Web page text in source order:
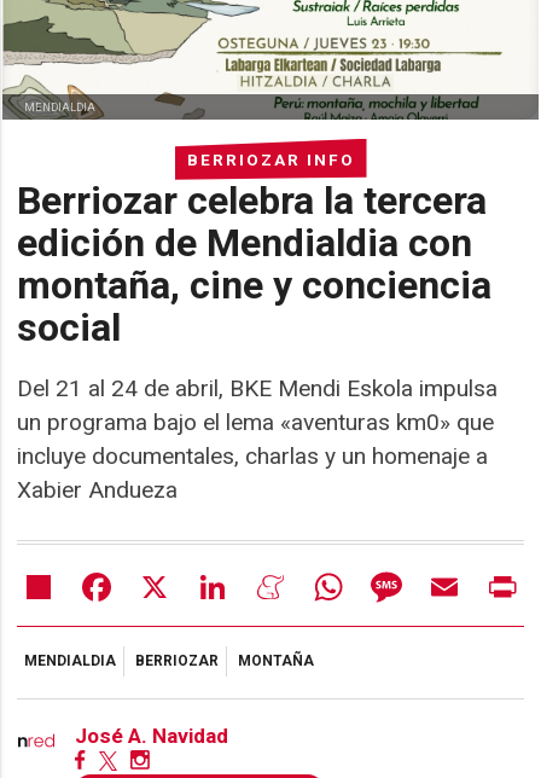
BERRIOZAR INFO
Berriozar celebra la tercera
edición de Mendialdia con
montaña, cine y conciencia
social
Del 21 al 24 de abril, BKE Mendi Eskola impulsa
un programa bajo el lema «aventuras km0» que
incluye documentales, charlas y un homenaje a
Xabier Andueza
MENDIALDIA
Share Facebook LinkedIn MeneameWhatsAppMessageEmail
MENDIALDIA BERRIOZAR MONTAÑA
José A. Navidad